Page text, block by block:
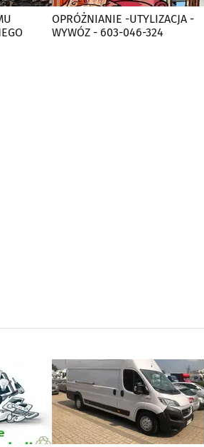
OPRÓŻNIANIE -UTYLIZACJA -
WYWÓZ - 603-046-324